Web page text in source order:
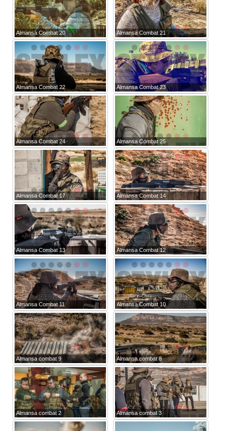
Almansa Combat 20 Almansa Combat 21
Almansa Combat 22 Almansa Combat 23
Almansa Combat 24 Almansa Combat 25
Almansa Combat 17 Almansa Combat 14
Almansa Combat 13 Almansa Combat 12
Almansa Combat 11 Almansa Combat 10
Almansa combat 9 Almansa combat 8
Almansa combat 2 Almansa combat 3